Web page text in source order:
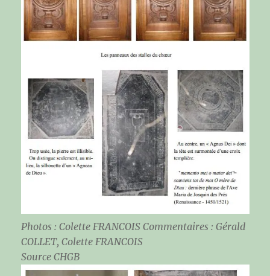
Photos : Colette FRANCOIS Commentaires : Gérald
COLLET, Colette FRANCOIS
Source CHGB